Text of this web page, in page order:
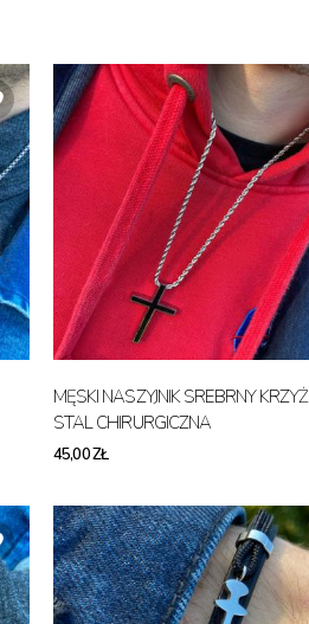
MĘSKI NASZYJNIK SREBRNY KRZYŻ CZARNY
STAL CHIRURGICZNA
45,00 ZŁ